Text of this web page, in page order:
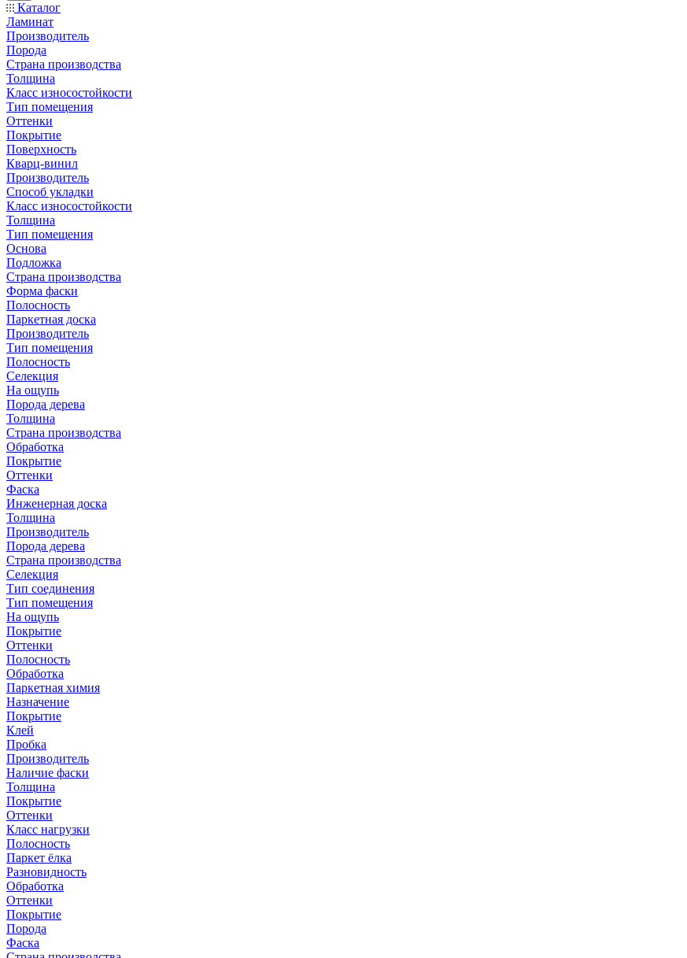
Каталог
Ламинат
Производитель
Порода
Страна производства
Толщина
Класс износостойкости
Тип помещения
Оттенки
Покрытие
Поверхность
Кварц-винил
Производитель
Способ укладки
Класс износостойкости
Толщина
Тип помещения
Основа
Подложка
Страна производства
Форма фаски
Полосность
Паркетная доска
Производитель
Тип помещения
Полосность
Селекция
На ощупь
Порода дерева
Толщина
Страна производства
Обработка
Покрытие
Оттенки
Фаска
Инженерная доска
Толщина
Производитель
Порода дерева
Страна производства
Селекция
Тип соединения
Тип помещения
На ощупь
Покрытие
Оттенки
Полосность
Обработка
Паркетная химия
Назначение
Покрытие
Клей
Пробка
Производитель
Наличие фаски
Толщина
Покрытие
Оттенки
Класс нагрузки
Полосность
Паркет ёлка
Разновидность
Обработка
Оттенки
Покрытие
Порода
Фаска